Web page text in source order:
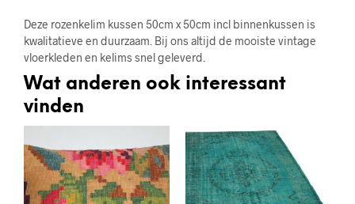
Deze rozenkelim kussen 50cm x 50cm incl binnenkussen is
kwalitatieve en duurzaam. Bij ons altijd de mooiste vintage
vloerkleden en kelims snel geleverd.
Wat anderen ook interessant
vinden